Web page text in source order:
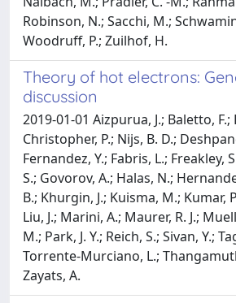
Robinson, N.; Sacchi, M.;
Woodruff, P.; Zuilhof, H.
Theory of hot electrons:
discussion
2019-01-01 Aizpurua, J.; Baletto, F.;
Christopher, P.; Nijs, B. D.;
Fernandez, Y.; Fabris, L.; Freakley,
S.; Govorov, A.; Halas, N.;
B.; Khurgin, J.; Kuisma, M.; Kumar,
Liu, J.; Marini, A.; Maurer, R. J.;
M.; Park, J. Y.; Reich, S.; Sivan, Y.;
Torrente-Murciano, L.;
Zayats, A.